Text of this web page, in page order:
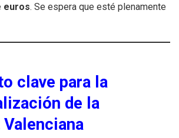
euros. Se espera que esté plenamente
clave para la
de la